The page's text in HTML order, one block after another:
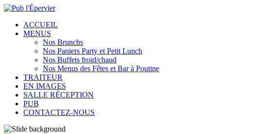
ACCUEIL
MENUS
Nos Brunchs
Nos Paniers Party et Petit Lunch
Nos Buffets froid/chaud
Nos Menus des Fêtes et Bar à Poutine
TRAITEUR
EN IMAGES
SALLE RÉCEPTION
PUB
CONTACTEZ-NOUS